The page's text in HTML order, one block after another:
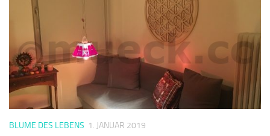
BLUME DES LEBENS 1. JANUAR 2019